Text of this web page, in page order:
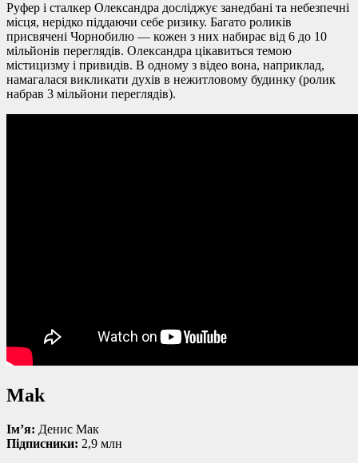
Руфер і сталкер Олександра досліджує занедбані та небезпечні
місця, нерідко піддаючи себе ризику. Багато роликів
присвячені Чорнобилю — кожен з них набирає від 6 до 10
мільйонів переглядів. Олександра цікавиться темою
містицизму і привидів. В одному з відео вона, наприклад,
намагалася викликати духів в нежитловому будинку (ролик
набрав 3 мільйони переглядів).
Mak
Ім’я: Денис Мак
Підписники: 2,9 млн